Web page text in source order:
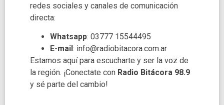
redes sociales y canales de comunicación
directa:
Whatsapp: 03777 15544495
E-mail : info@radiobitacora.com.ar
Estamos aquí para escucharte y ser la voz de
la región. ¡Conectate con Radio Bitácora 98.9
y sé parte del cambio!